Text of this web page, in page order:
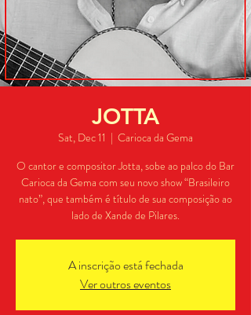
JOTTA
Sat, Dec 11
  |
Carioca da Gema
O cantor e compositor Jotta, sobe ao palco do Bar
Carioca da Gema com seu novo show “Brasileiro
nato”, que também é título de sua composição ao
lado de Xande de Pilares.
A inscrição está fechada
Ver outros eventos